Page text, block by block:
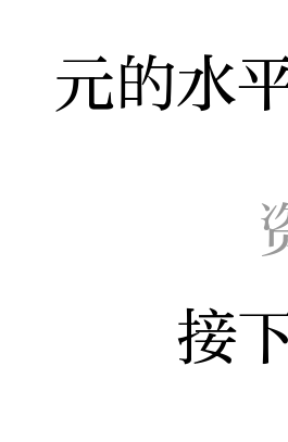
元的水平
接下